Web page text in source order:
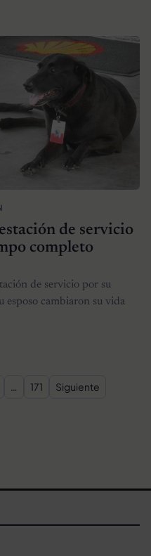
de servicio
completo
de servicio por su
esposo cambiaron su vida
entradas
… 171 Siguiente